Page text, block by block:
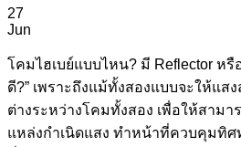
27
Jun
โคมไฮเบย์แบบไหน? มี Reflector ห
ดี?” เพราะถึงแม้ทั้งสองแบบจะให้แ
ต่างระหว่างโคมทั้งสอง เพื่อให้สาม
แหล่งกำเนิดแสง ทำหน้าที่ควบคุมทิศ